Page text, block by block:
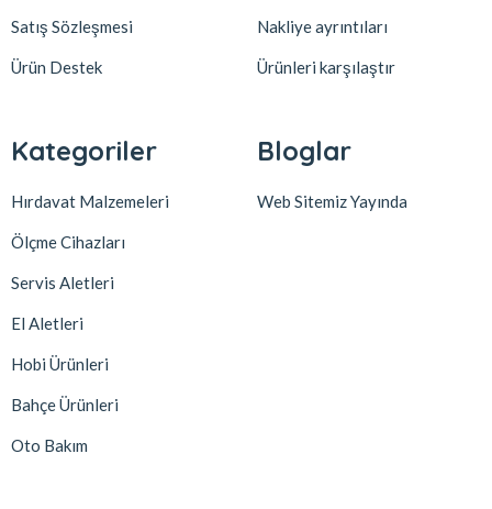
Satış Sözleşmesi
Ürün Destek
Nakliye ayrıntıları
Ürünleri karşılaştır
Kategoriler
Hırdavat Malzemeleri
Ölçme Cihazları
Servis Aletleri
El Aletleri
Hobi Ürünleri
Bahçe Ürünleri
Oto Bakım
Bloglar
Web Sitemiz Yayında